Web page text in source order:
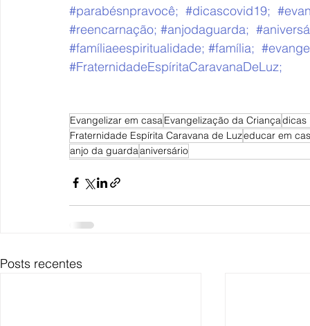
#parabésnpravocê; #dicascovid19;
#reencarnação; #anjodaguarda; #
#famíliaeespiritualidade; #família;
#FraternidadeEspíritaCaravanaDeLuz;
Evangelizar em casaEvangelização da Criançadicas
Fraternidade Espírita Caravana de Luzeducar em
anjo da guardaaniversário
Posts recentes